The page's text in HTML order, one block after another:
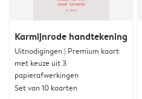
Karmijnrode handtekening
Uitnodigingen | Premium kaart
met keuze uit 3
papierafwerkingen
Set van 10 kaarten